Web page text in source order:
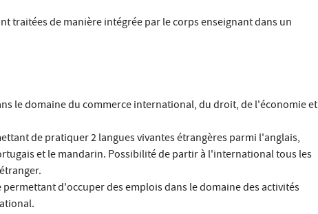
traitées de manière intégrée par le corps enseignant dans un
le domaine du commerce international, du droit, de l'économie et
de pratiquer 2 langues vivantes étrangères parmi l'anglais,
et le mandarin. Possibilité de partir à l'international tous les
d'occuper des emplois dans le domaine des activités